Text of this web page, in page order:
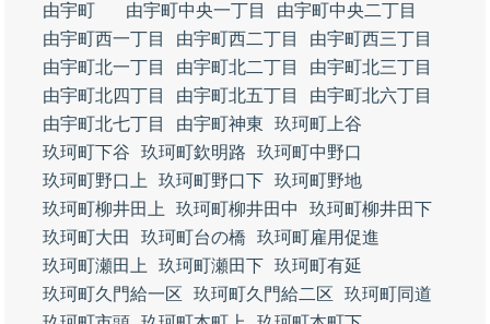
由宇町
由宇町中央一丁目
由宇町中央二丁目
由宇町西一丁目
由宇町西二丁目
由宇町西三丁目
由宇町北一丁目
由宇町北二丁目
由宇町北三丁目
由宇町北四丁目
由宇町北五丁目
由宇町北六丁目
由宇町北七丁目
由宇町神東
玖珂町上谷
玖珂町下谷
玖珂町欽明路
玖珂町中野口
玖珂町野口上
玖珂町野口下 玖珂町野地
玖珂町柳井田上
玖珂町柳井田中
玖珂町柳井田下
玖珂町大田
玖珂町台の橋
玖珂町雇用促進
玖珂町瀬田上
玖珂町瀬田下 玖珂町有延
玖珂町久門給一区
玖珂町久門給二区
玖珂町同道